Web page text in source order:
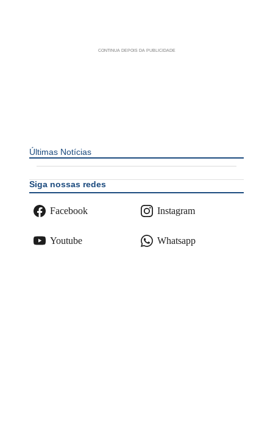
Últimas Notícias
Siga nossas redes
Facebook Instagram
Youtube Whatsapp